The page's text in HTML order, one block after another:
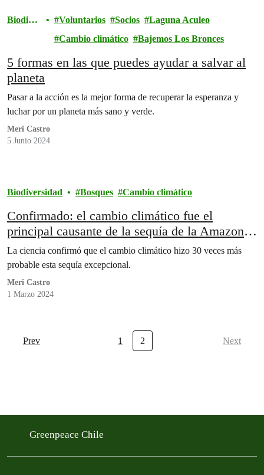
Biodive
Voluntarios Socios
Laguna Aculeo
Cambio climático
Bajemos Los Bronces
5 formas en las que puedes ayudar a salvar al
planeta
Pasar a la acción es la mejor forma de recuperar la esperanza y
luchar por un planeta más sano y verde.
Meri Castro
5 Junio 2024
Biodiversidad Bosques Cambio climático
Confirmado: el cambio climático fue el
principal causante de la sequía de la Amazonía
en 2023
La ciencia confirmó que el cambio climático hizo 30 veces más
probable esta sequía excepcional.
Meri Castro
1 Marzo 2024
Prev 1 2 Next
Greenpeace Chile